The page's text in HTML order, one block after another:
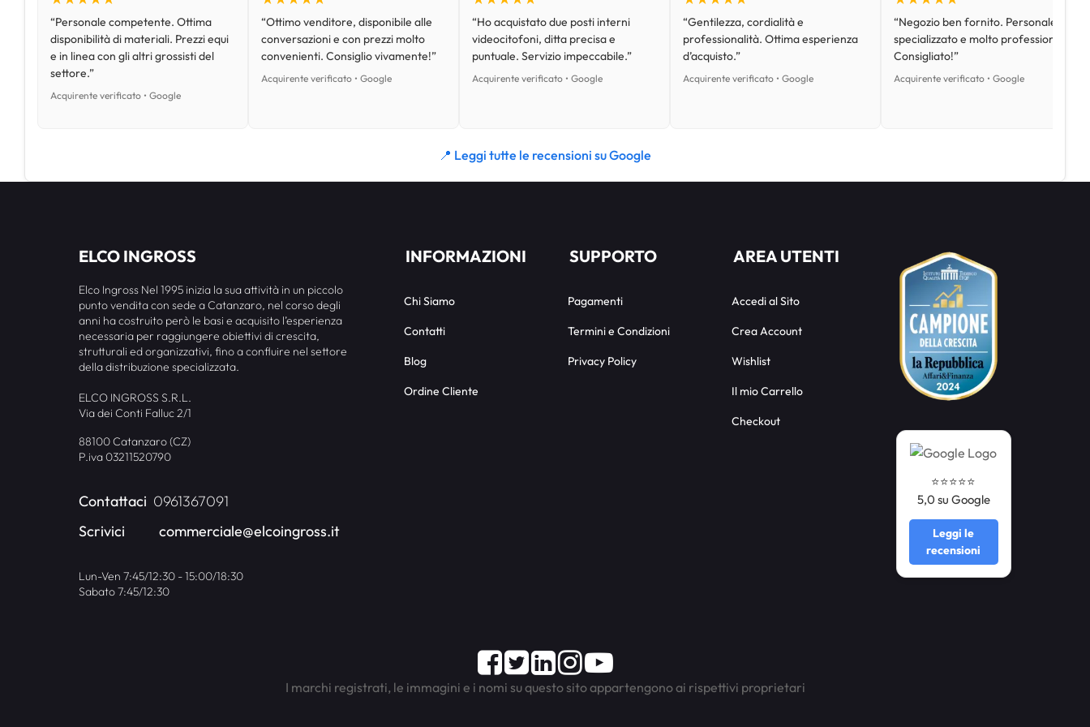
“Personale competente. Ottima
disponibilità di materiali. Prezzi equi
e in linea con gli altri grossisti del
settore.”
Acquirente verificato • Google
“Ottimo venditore, disponibile alle
conversazioni e con prezzi molto
convenienti. Consiglio vivamente!”
Acquirente verificato • Google
“Ho acquistato due posti interni
videocitofoni, ditta precisa e
puntuale. Servizio impeccabile.”
Acquirente verificato • Google
“Gentilezza, cordialità e
professionalità. Ottima esperienza
d’acquisto.”
Acquirente verificato • Google
“Negozio ben fornito. Personale
specializzato e molto professionale.
Consigliato!”
Acquirente verificato • Google
📍 Leggi tutte le recensioni su Google
ELCO INGROSS
Elco Ingross Nel 1995 inizia la sua attività in un piccolo
punto vendita con sede a Catanzaro, nel corso degli
anni ha costruito però le basi e acquisito l’esperienza
necessaria per raggiungere obiettivi di crescita,
strutturali ed organizzativi, fino a confluire nel settore
della distribuzione specializzata.
ELCO INGROSS S.R.L.
Via dei Conti Falluc 2/1
88100 Catanzaro (CZ)
P.iva 03211520790
Contattaci 0961367091
Scrivici
commerciale@elcoingross.it
Lun-Ven 7:45/12:30 - 15:00/18:30
Sabato 7:45/12:30
INFORMAZIONI
Chi Siamo
Contatti
Blog
Ordine Cliente
SUPPORTO
Pagamenti
Termini e Condizioni
Privacy Policy
AREA UTENTI
Accedi al Sito
Crea Account
Wishlist
Il mio Carrello
Checkout
⭐️⭐️⭐️⭐️⭐️
5,0 su Google
Leggi le
recensioni
Facebook
TwitterLinkedInInstagram
Youtube
I marchi registrati, le immagini e i nomi su questo sito appartengono ai rispettivi proprietari